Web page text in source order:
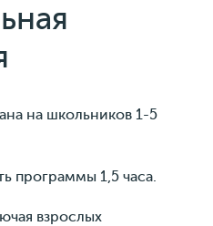
на школьников 1-5
программы 1,5 часа.
взрослых